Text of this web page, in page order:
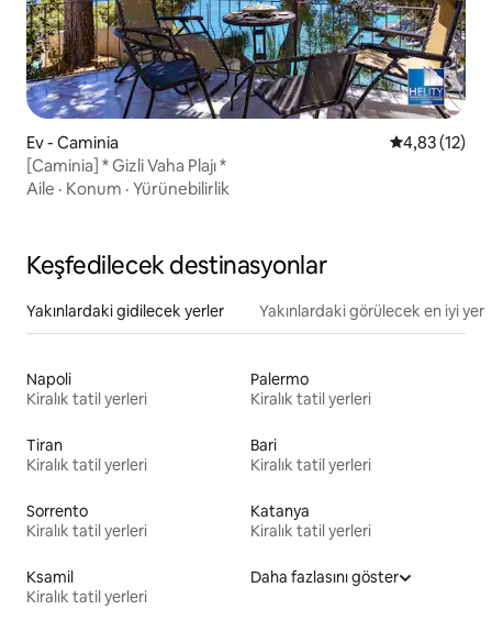
Ev - Caminia 5 üzerinden
4,83 (12)
[Caminia] * Gizli Vaha Plajı *
Aile · Konum · Yürünebilirlik
Keşfedilecek destinasyonlar
Yakınlardaki gidilecek yerler Yakınlardaki görülecek en iyi
Napoli
Kiralık tatil yerleri
Palermo
Kiralık tatil yerleri
Tiran
Kiralık tatil yerleri
Bari
Kiralık tatil yerleri
Sorrento
Kiralık tatil yerleri
Katanya
Kiralık tatil yerleri
Ksamil
Kiralık tatil yerleri
Daha fazlasını göster